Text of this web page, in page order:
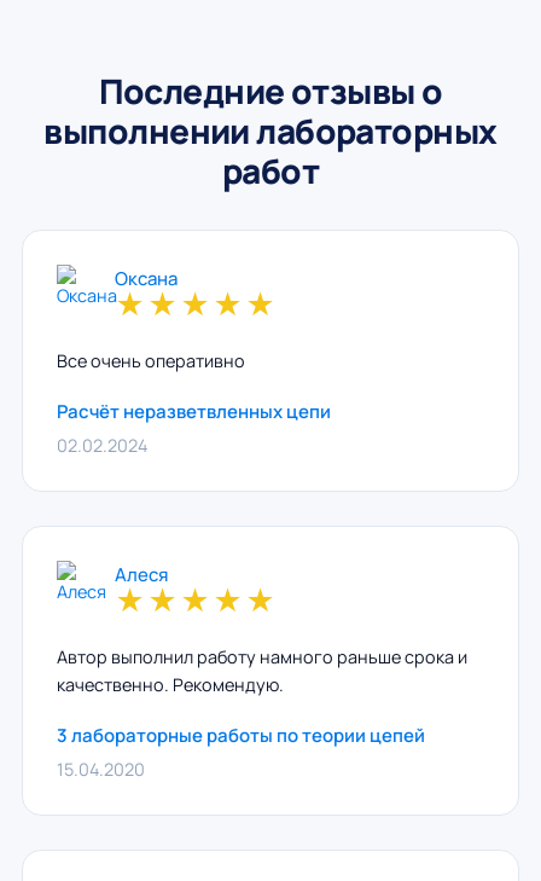
Последние отзывы о
выполнении лабораторных
работ
Оксана
★★★★★
Все очень оперативно
Расчёт неразветвленных цепи
02.02.2024
Алеся
★★★★★
Автор выполнил работу намного раньше срока и
качественно. Рекомендую.
3 лабораторные работы по теории цепей
15.04.2020